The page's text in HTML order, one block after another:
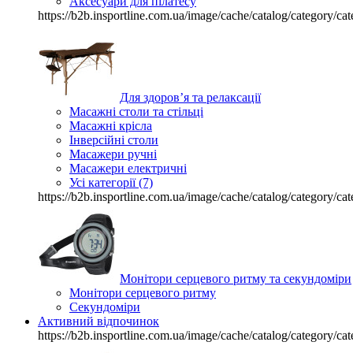
https://b2b.insportline.com.ua/image/cache/catalog/category/
Для здоров’я та релаксації
Масажні столи та стільці
Масажні крісла
Інверсійні столи
Масажери ручні
Масажери електричні
Усі категорії (7)
https://b2b.insportline.com.ua/image/cache/catalog/category/
Монітори серцевого ритму та секундоміри
Монітори серцевого ритму
Секундоміри
Активний відпочинок
https://b2b.insportline.com.ua/image/cache/catalog/category/